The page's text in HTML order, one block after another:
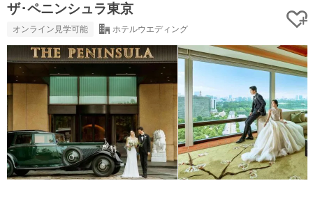
ザ･ペニンシュラ東京
オンライン見学可能 ホテルウエディング